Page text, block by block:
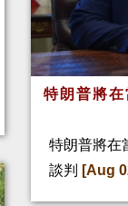
特朗普將
特朗普將在
談判
[Aug